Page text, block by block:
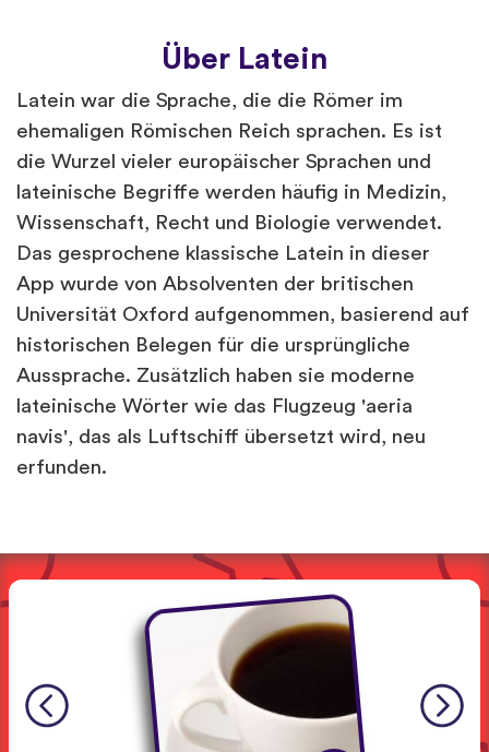
Über Latein
Latein war die Sprache, die die Römer im
ehemaligen Römischen Reich sprachen. Es ist
die Wurzel vieler europäischer Sprachen und
lateinische Begriffe werden häufig in Medizin,
Wissenschaft, Recht und Biologie verwendet.
Das gesprochene klassische Latein in dieser
App wurde von Absolventen der britischen
Universität Oxford aufgenommen, basierend auf
historischen Belegen für die ursprüngliche
Aussprache. Zusätzlich haben sie moderne
lateinische Wörter wie das Flugzeug 'aeria
navis', das als Luftschiff übersetzt wird, neu
erfunden.